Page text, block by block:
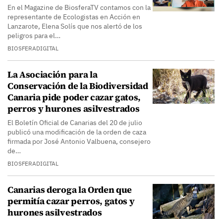
En el Magazine de BiosferaTV contamos con la
representante de Ecologistas en Acción en
Lanzarote, Elena Solís que nos alertó de los
peligros para el…
BIOSFERADIGITAL
La Asociación para la
Conservación de la Biodiversidad
Canaria pide poder cazar gatos,
perros y hurones asilvestrados
El Boletín Oficial de Canarias del 20 de julio
publicó una modificación de la orden de caza
firmada por José Antonio Valbuena, consejero
de…
BIOSFERADIGITAL
Canarias deroga la Orden que
permitía cazar perros, gatos y
hurones asilvestrados